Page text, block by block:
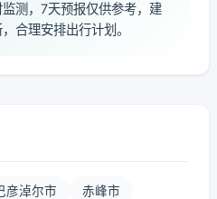
测，7天预报仅供参考，建
合理安排出行计划。
彦淖尔市 赤峰市